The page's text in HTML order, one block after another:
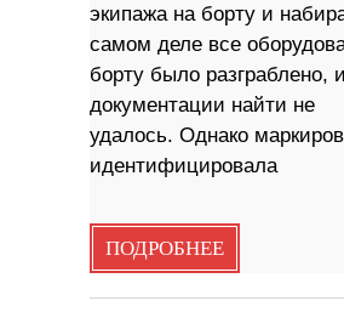
экипажа на борту и
самом деле все
борту было разграблено,
документации найти не
удалось. Однако
идентифицировала
ПОДРОБНЕЕ